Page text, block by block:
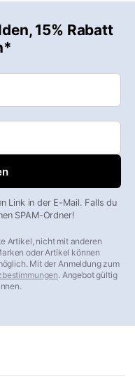
15% Rabatt
Link in der E-Mail. Falls du
SPAM-Ordner!
Artikel, nicht mit anderen
oder Artikel können
Mit der Anmeldung zum
. Angebot gültig